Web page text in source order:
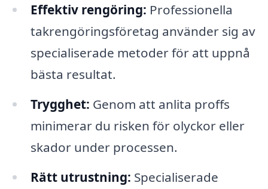
Effektiv rengöring: Professionella
takrengöringsföretag använder sig av
specialiserade metoder för att uppnå
bästa resultat.
Trygghet: Genom att anlita proffs
minimerar du risken för olyckor eller
skador under processen.
Rätt utrustning: Specialiserade